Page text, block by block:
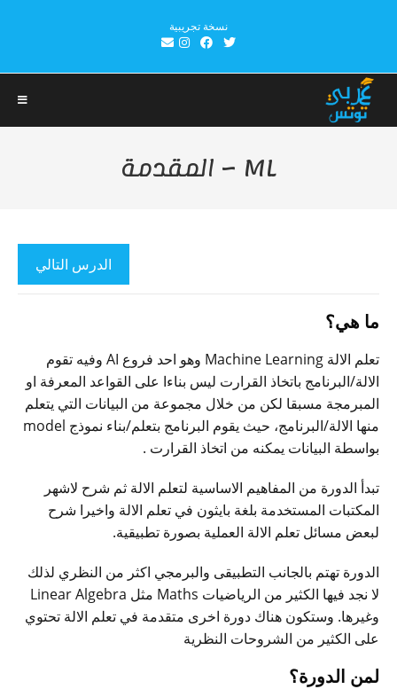
نسخة تجريبية
ML – المقدمة
الدرس التالي
ما هي؟
تعلم الالة Machine Learning وهو احد فروع AI وفيه تقوم
الالة/البرنامج باتخاذ القرارت ليس بناءا على القواعد المعرفة او
المبرمجة مسبقا لكن من خلال مجموعة من البيانات التي يتعلم
منها الالة/البرنامج، حيث يقوم البرنامج بتعلم/بناء نموذج model
بواسطة البيانات يمكنه من اتخاذ القرارت .
تبدأ الدورة من المفاهيم الاساسية لتعلم الالة ثم شرح لاشهر
المكتبات المستخدمة بلغة بايثون في تعلم الالة واخيرا شرح
لبعض مسائل تعلم الالة العملية بصورة تطبيقية.
الدورة تهتم بالجانب التطبيقى والبرمجي اكثر من النظري لذلك
لا نجد فيها الكثير من الرياضيات Maths مثل Linear Algebra
وغيرها. وستكون هناك دورة اخرى متقدمة في تعلم الالة تحتوي
على الكثير من الشروحات النظرية
لمن الدورة؟